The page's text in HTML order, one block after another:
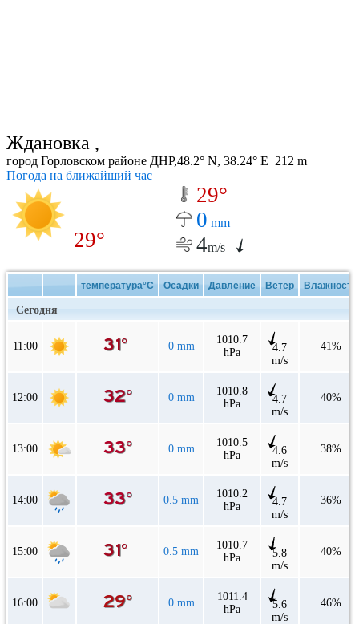
Ждановка ,
город Горловском районе ДНР,48.2° N, 38.24° E 212 m
Погода на ближайший час
29°
29°
0 mm
4m/s
температура°C Осадки Давление Ветер Влажность
Сегодня
11:00 0 mm
1010.7
hPa
4.7
m/s
41%
12:00 0 mm
1010.8
hPa
4.7
m/s
40%
13:00 0 mm
1010.5
hPa
4.6
m/s
38%
14:00 0.5 mm
1010.2
hPa
4.7
m/s
36%
15:00 0.5 mm
1010.7
hPa
5.8
m/s
40%
16:00 0 mm
1011.4
hPa
5.6
m/s
46%